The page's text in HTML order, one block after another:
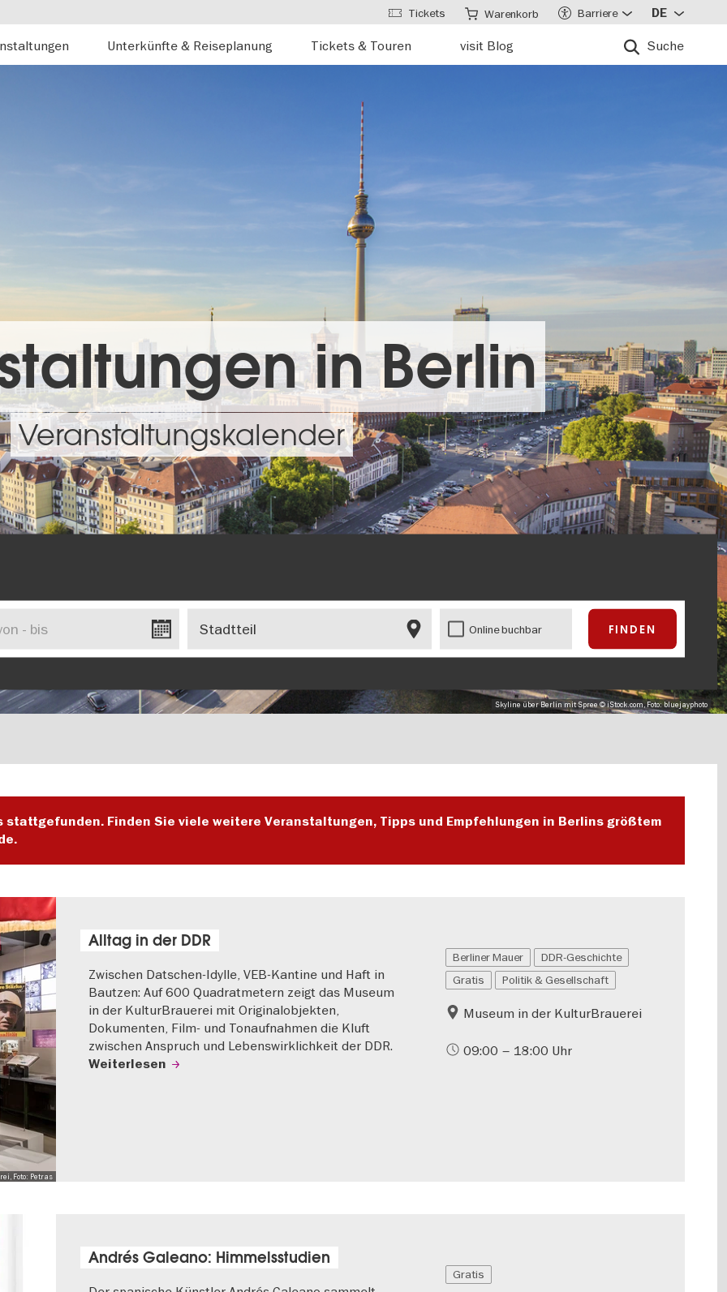
Unterkünfte & Reiseplanung Tickets & Touren visit Blog Suche
Tickets Warenkorb Barriere DE
in Berlin
Veranstaltungskalender
Skyline über Berlin mit Spree © iStock.com, Foto: bluejayphoto
Online buchbar
Finden Sie viele weitere Veranstaltungen, Tipps und Empfehlungen in Berlins größtem
Foto: Petras
Alltag in der DDR
Zwischen Datschen-Idylle, VEB-Kantine und Haft in
Bautzen: Auf 600 Quadratmetern zeigt das Museum
in der KulturBrauerei mit Originalobjekten,
Dokumenten, Film- und Tonaufnahmen die Kluft
zwischen Anspruch und Lebenswirklichkeit der DDR.
Weiterlesen
Berliner Mauer
DDR-Geschichte
Gratis
Politik & Gesellschaft
Museum in der KulturBrauerei
09:00 – 18:00 Uhr
Andrés Galeano: Himmelsstudien
Gratis